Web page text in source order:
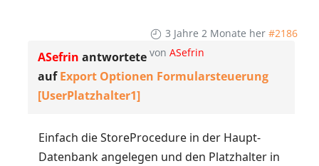
3 Jahre 2 Monate her #2186
von ASefrin
ASefrin antwortete
aufExport Optionen Formularsteuerung
[UserPlatzhalter1]
Einfach die StoreProcedure in der Haupt-
Datenbank angelegen und den Platzhalter in